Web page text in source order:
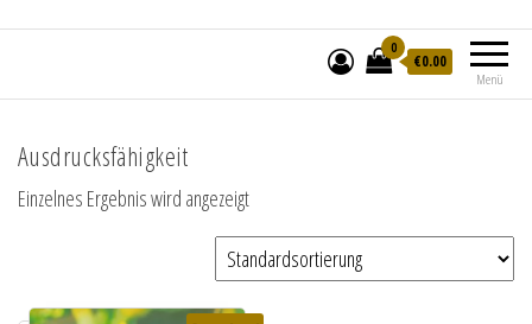
Menü
0
€0.00
Ausdrucksfähigkeit
Einzelnes Ergebnis wird angezeigt